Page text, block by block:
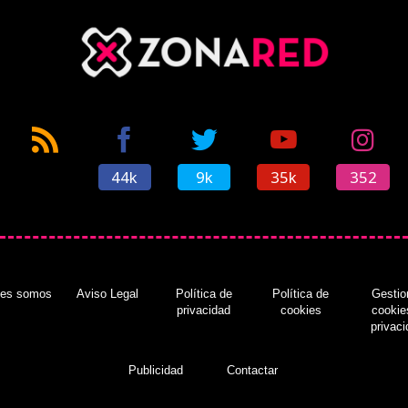
44k 9k 35k 352
somos Aviso Legal
Política de
privacidad
Política de
cookies
Publicidad Contactar